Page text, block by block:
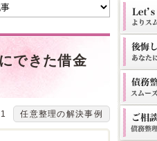
できた借金
任意整理の解決事例